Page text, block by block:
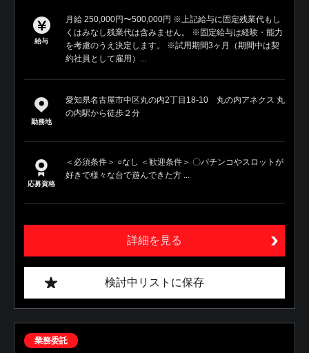
給与
月給 250,000円〜500,000円 ※上記給与に固定残業代もし
くはみなし残業代は含みません。 ※固定給与は経験・能力
を考慮のうえ決定します。 ※試用期間3ヶ月（期間中は契
約社員として雇用）...
勤務地
愛知県名古屋市中区丸の内2丁目18-10 丸の内アネクス 丸
の内駅から徒歩２分
応募資格
＜必須条件＞ ○なし ＜歓迎条件＞ 〇パチンコやスロットが
好きで様々な台で遊んできた方 ...
詳細を見る
検討中リストに保存
業務委託